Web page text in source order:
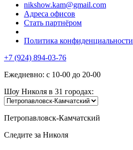
nikshow.kam@gmail.com
Адреса офисов
Стать партнёром
Политика конфиденциальности
+7 (924) 894-03-76
Ежедневно: с 10-00 до 20-00
Шоу Николя в 31 городах:
Петропавловск-Камчатский
Следите за Николя